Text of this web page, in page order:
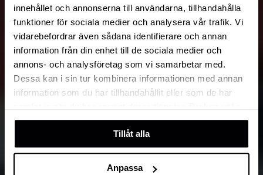
innehållet och annonserna till användarna, tillhandahålla
funktioner för sociala medier och analysera vår trafik. Vi
vidarebefordrar även sådana identifierare och annan
information från din enhet till de sociala medier och
annons- och analysföretag som vi samarbetar med.
Dessa kan i sin tur kombinera informationen med annan
information som du har tillhandahållit eller som de har
att klicka på “information” för att välja och justera vilka
cookies som ska sättas. Läs vår
cookies, deras funktion, varför vi använder dem och hur
Tillåt alla
Anpassa